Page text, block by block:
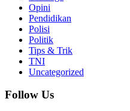
Opini
Pendidikan
Polisi
Politik
Tips & Trik
TNI
Uncategorized
Follow Us